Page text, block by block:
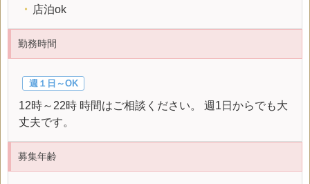
・ 店泊ok
勤務時間
週１日～OK
12時～22時 時間はご相談ください。 週1日からでも大
丈夫です。
募集年齢